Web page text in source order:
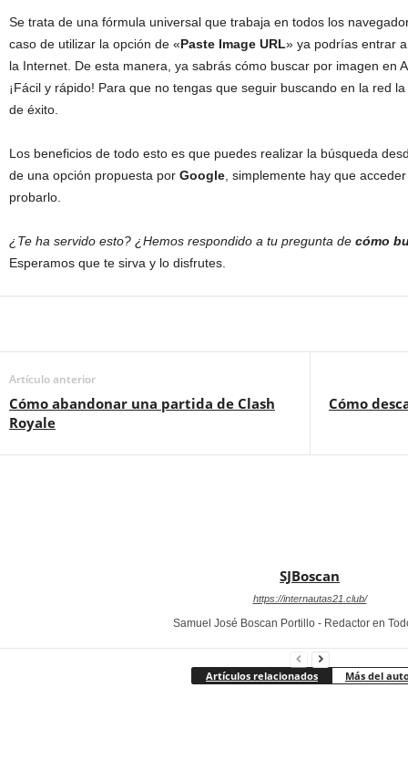
Se trata de una fórmula universal que trabaja en todos los
caso de utilizar la opción de «Paste Image URL» ya podrías entrar
la Internet. De esta manera, ya sabrás cómo buscar por imagen en
¡Fácil y rápido! Para que no tengas que seguir buscando en la red
de éxito.
Los beneficios de todo esto es que puedes realizar la búsqueda
de una opción propuesta por Google , simplemente hay que
probarlo.
¿Te ha servido esto? ¿Hemos respondido a tu pregunta de cómo
Esperamos que te sirva y lo disfrutes.
Artículo anterior
Cómo abandonar una partida de Clash
Royale
Cómo
SJBoscan
https://internautas21.club/
Samuel José Boscan Portillo - Redactor en
Artículos relacionados Más del